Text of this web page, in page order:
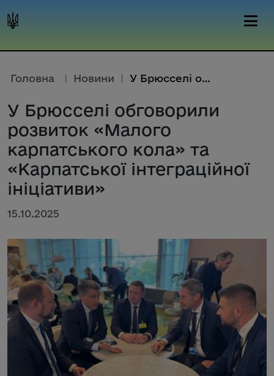
Головна | Новини | У Брюсселі обговорили розвиток...
У Брюсселі обговорили
розвиток «Малого
карпатського кола» та
«Карпатської інтеграційної
ініціативи»
15.10.2025